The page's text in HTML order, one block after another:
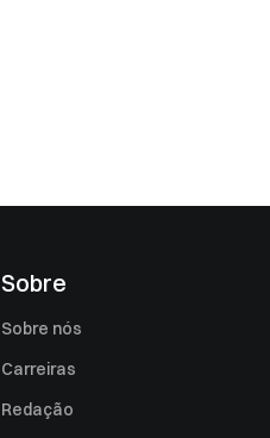
Sobre
Sobre nós
Carreiras
Redação